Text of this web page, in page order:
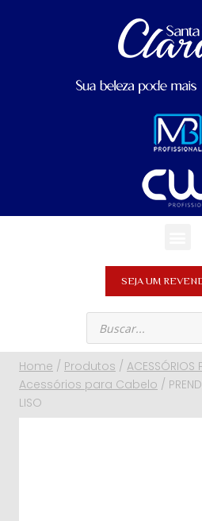
SEJA UM
Home / Produtos / ACESSÓRIOS
Acessórios para Cabelo /
LISO